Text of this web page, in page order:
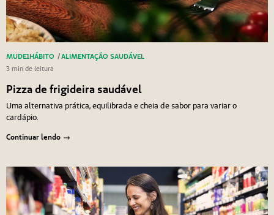
MUDE1HÁBITO /ALIMENTAÇÃO SAUDÁVEL
3 min de leitura
Pizza de frigideira saudável
Uma alternativa prática, equilibrada e cheia de sabor para variar o
cardápio.
Continuar lendo